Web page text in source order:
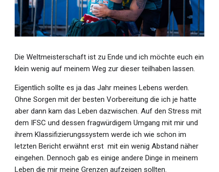
Die Weltmeisterschaft ist zu Ende und ich möchte euch ein
klein wenig auf meinem Weg zur dieser teilhaben lassen.
Eigentlich sollte es ja das Jahr meines Lebens werden.
Ohne Sorgen mit der besten Vorbereitung die ich je hatte
aber dann kam das Leben dazwischen. Auf den Stress mit
dem IFSC und dessen fragwürdigem Umgang mit mir und
ihrem Klassifizierungssystem werde ich wie schon im
letzten Bericht erwähnt erst mit ein wenig Abstand näher
eingehen. Dennoch gab es einige andere Dinge in meinem
Leben die mir meine Grenzen aufzeigen sollten.